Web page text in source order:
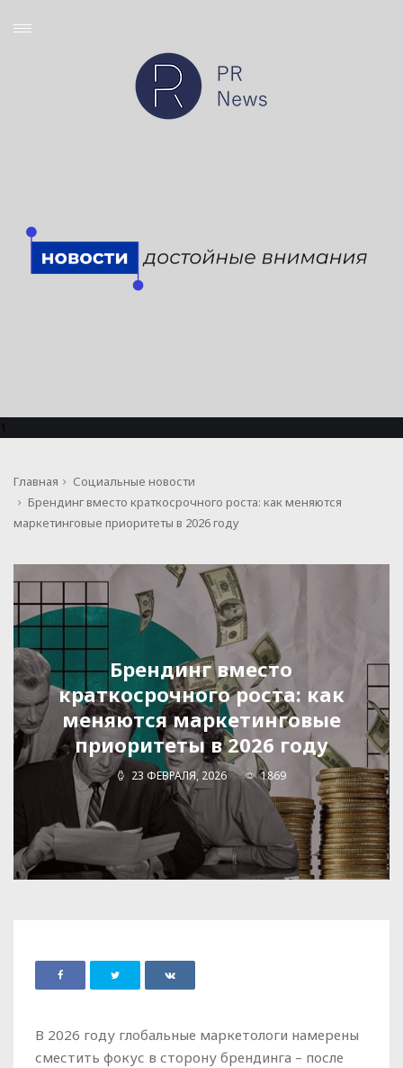
1
Главная
Социальные новости
Брендинг вместо краткосрочного роста: как меняются
маркетинговые приоритеты в 2026 году
Брендинг вместо
краткосрочного роста: как
меняются маркетинговые
приоритеты в 2026 году
23 ФЕВРАЛЯ, 2026 1869
В 2026 году глобальные маркетологи намерены
сместить фокус в сторону брендинга – после